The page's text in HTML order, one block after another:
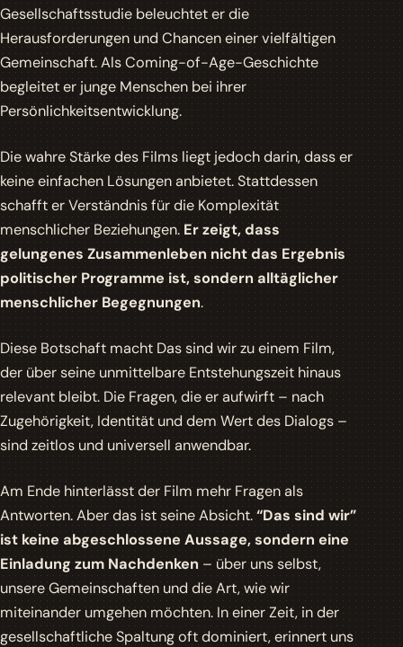
Gesellschaftsstudie beleuchtet er die
Herausforderungen und Chancen einer vielfältigen
Gemeinschaft. Als Coming-of-Age-Geschichte
begleitet er junge Menschen bei ihrer
Persönlichkeitsentwicklung.
Die wahre Stärke des Films liegt jedoch darin, dass er
keine einfachen Lösungen anbietet. Stattdessen
schafft er Verständnis für die Komplexität
menschlicher Beziehungen. Er zeigt, dass
gelungenes Zusammenleben nicht das Ergebnis
politischer Programme ist, sondern alltäglicher
menschlicher Begegnungen.
Diese Botschaft machtDas sind wirzu einem Film,
der über seine unmittelbare Entstehungszeit hinaus
relevant bleibt. Die Fragen, die er aufwirft – nach
Zugehörigkeit, Identität und dem Wert des Dialogs –
sind zeitlos und universell anwendbar.
Am Ende hinterlässt der Film mehr Fragen als
Antworten. Aber das ist seine Absicht.“Das sind wir”
ist keine abgeschlossene Aussage, sondern eine
Einladung zum Nachdenken – über uns selbst,
unsere Gemeinschaften und die Art, wie wir
miteinander umgehen möchten. In einer Zeit, in der
gesellschaftliche Spaltung oft dominiert, erinnert uns